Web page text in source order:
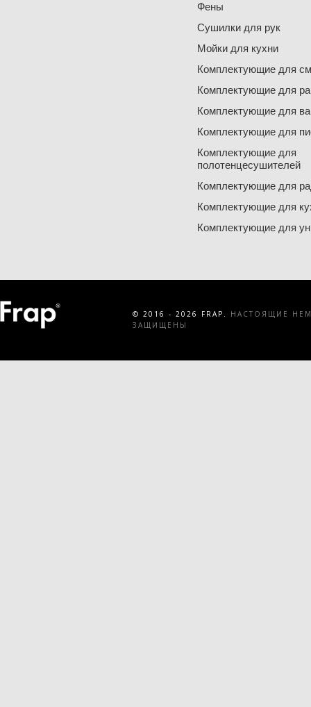
Фены
Сушилки для рук
Мойки для кухни
Комплектующие для
Комплектующие для
Комплектующие для
Комплектующие для
Комплектующие для
полотенцесушителей
Комплектующие для
Комплектующие для
Комплектующие для
© 2016 - 2026 FRAP.
НАСТОЯЩИЕ
ЗАЩИЩЕНЫ